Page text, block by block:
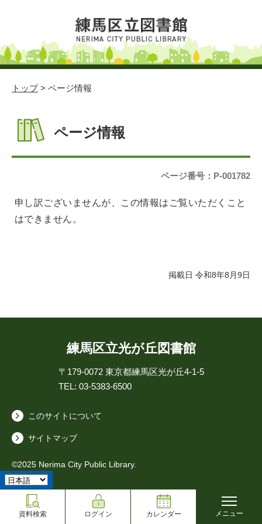
トップ> ページ情報
ページ情報
ページ番号：P-001782
申し訳ございませんが、この情報はご覧いただくこと
はできません。
掲載日 令和8年8月9日
練馬区立光が丘図書館
〒179-0072 東京都練馬区光が丘4-1-5
TEL: 03-5383-6500
このサイトについて
サイトマップ
©2025 Nerima City Public Library.
資料検索 ログイン カレンダー メニュー